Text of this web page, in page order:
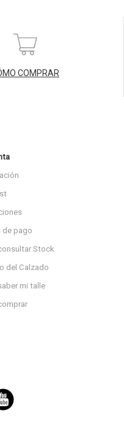
COMPRAR
de pago
Stock
del Calzado
mi talle